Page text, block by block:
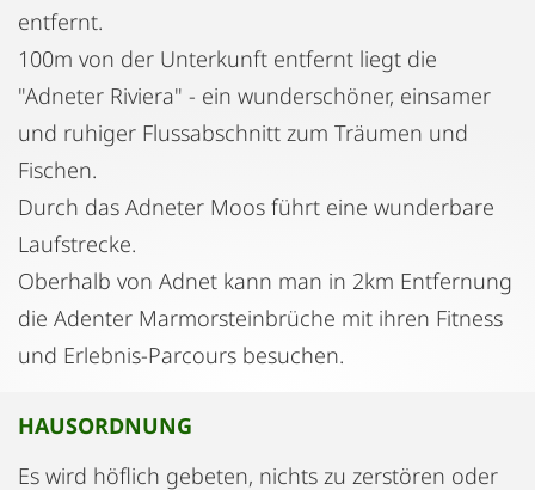
entfernt.
100m von der Unterkunft entfernt liegt die
"Adneter Riviera" - ein wunderschöner, einsamer
und ruhiger Flussabschnitt zum Träumen und
Fischen.
Durch das Adneter Moos führt eine wunderbare
Laufstrecke.
Oberhalb von Adnet kann man in 2km Entfernung
die Adenter Marmorsteinbrüche mit ihren Fitness
und Erlebnis-Parcours besuchen.
HAUSORDNUNG
Es wird höflich gebeten, nichts zu zerstören oder